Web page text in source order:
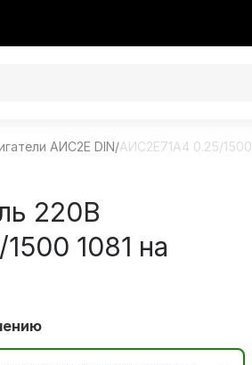
АИС2Е DIN/АИС2Е71А4 0.25/1500
220В
1081 на